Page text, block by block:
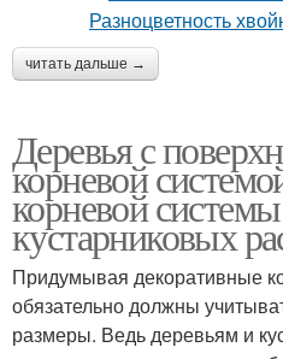
читать дальше →
Деревья с
корневой
корневой
кустарниковых
Придумывая декоративные
обязательно должны
размеры. Ведь деревьям и